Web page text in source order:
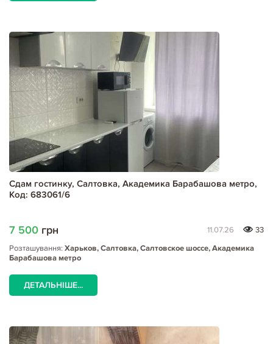
Сдам гостинку, Салтовка, Академика Барабашова метро,
Код: 683061/6
7 500 грн 11.07.26
33
Розташування: Харьков, Салтовка, Салтовское шоссе, Академика
Барабашова метро
ДЕТАЛЬНІШЕ...